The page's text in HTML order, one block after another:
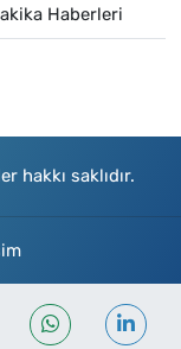
Haberleri
hakkı saklıdır.